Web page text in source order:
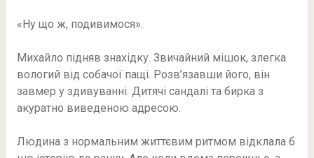
«Ну що ж, подивимося».
Михайло підняв знахідку. Звичайний мішок, злегка
вологий від собачої пащі. Розв’язавши його, він
завмер у здивуванні. Дитячі сандалі та бирка з
акуратно виведеною адресою.
Людина з нормальним життєвим ритмом відклала б